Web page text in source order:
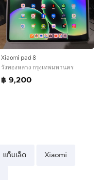
Xiaomi pad 8
วังทองหลาง กรุงเทพมหานคร
฿ 9,200
แท็บเล็ต Xiaomi